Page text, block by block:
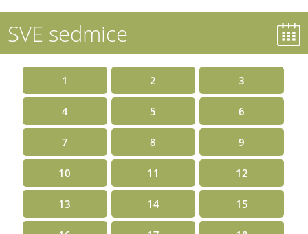
SVE sedmice
1 2 3
4 5 6
7 8 9
10 11 12
13 14 15